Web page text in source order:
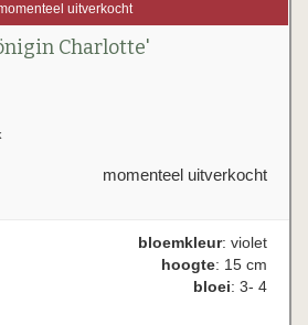
uitverkocht
Charlotte'
momenteel uitverkocht
bloemkleur: violet
hoogte: 15 cm
bloei: 3- 4